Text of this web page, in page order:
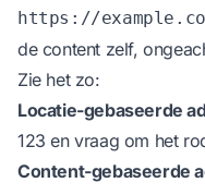
https://
de content zelf,
Zie het zo:
Locatie-gebaseerde
123 en vraag om het
Content-gebaseerde